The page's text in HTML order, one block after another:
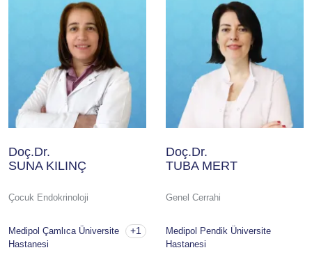
Doç.Dr.
SUNA KILINÇ
Çocuk Endokrinoloji
Medipol Çamlıca Üniversite
Hastanesi
+1
Doç.Dr.
TUBA MERT
Genel Cerrahi
Medipol Pendik Üniversite
Hastanesi